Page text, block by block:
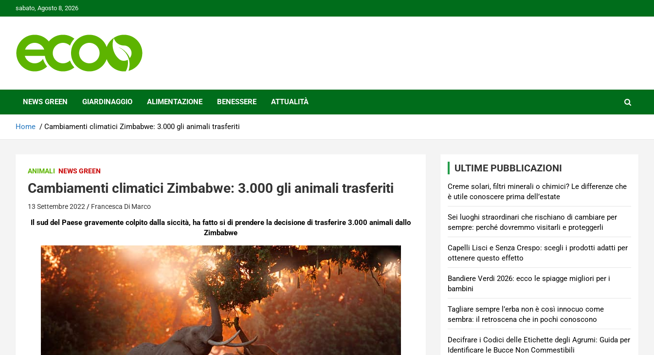
to
sabato, Agosto 8, 2026
Ecoo.it
NEWS GREEN GIARDINAGGIO ALIMENTAZIONE BENESSERE ATTUALITÀ
Home Cambiamenti climatici Zimbabwe: 3.000 gli animali trasferiti
ANIMALI NEWS GREEN
Cambiamenti climatici Zimbabwe: 3.000 gli animali trasferiti
13 Settembre 2022 Francesca Di Marco
Il sud del Paese gravemente colpito dalla siccità, ha fatto si di prendere la decisione di trasferire 3.000 animali dallo
Zimbabwe
ULTIME PUBBLICAZIONI
Creme solari, filtri minerali o chimici? Le differenze che
è utile conoscere prima dell’estate
Sei luoghi straordinari che rischiano di cambiare per
sempre: perché dovremmo visitarli e proteggerli
Capelli Lisci e Senza Crespo: scegli i prodotti adatti per
ottenere questo effetto
Bandiere Verdi 2026: ecco le spiagge migliori per i
bambini
Tagliare sempre l’erba non è così innocuo come
sembra: il retroscena che in pochi conoscono
Decifrare i Codici delle Etichette degli Agrumi: Guida per
Identificare le Bucce Non Commestibili